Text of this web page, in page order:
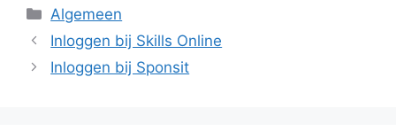
Categorieën
Algemeen
Inloggen bij Skills Online
Inloggen bij Sponsit